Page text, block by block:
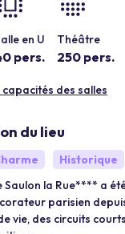
en U
pers.
Théâtre
250 pers.
des salles
du lieu
Historique
Saulon la Rue**** a
parisien
vie, des circuits